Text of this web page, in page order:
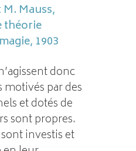
Mauss,
théorie
1903
donc
par des
et dotés de
sont propres.
investis et